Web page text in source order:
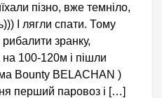
пізно, вже темніло,
І лягли спати. Тому
зранку,
на 100-120м і пішли
Bounty BELACHAN )
перший паровоз і […]